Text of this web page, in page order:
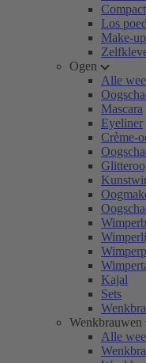
Los
Make-
Ogen
Alle
Mascara
Eyeliner
Crème-
Kajal
Sets
Wenkbrauwen
Alle